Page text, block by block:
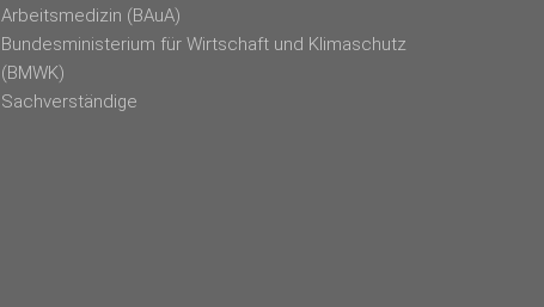
Arbeitsmedizin (BAuA)
Bundesministerium für Wirtschaft und Klimaschutz
(BMWK)
Sachverständige